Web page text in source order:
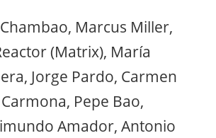
Marcus Miller,
(Matrix), María
Jorge Pardo, Carmen
Pepe Bao,
Amador, Antonio